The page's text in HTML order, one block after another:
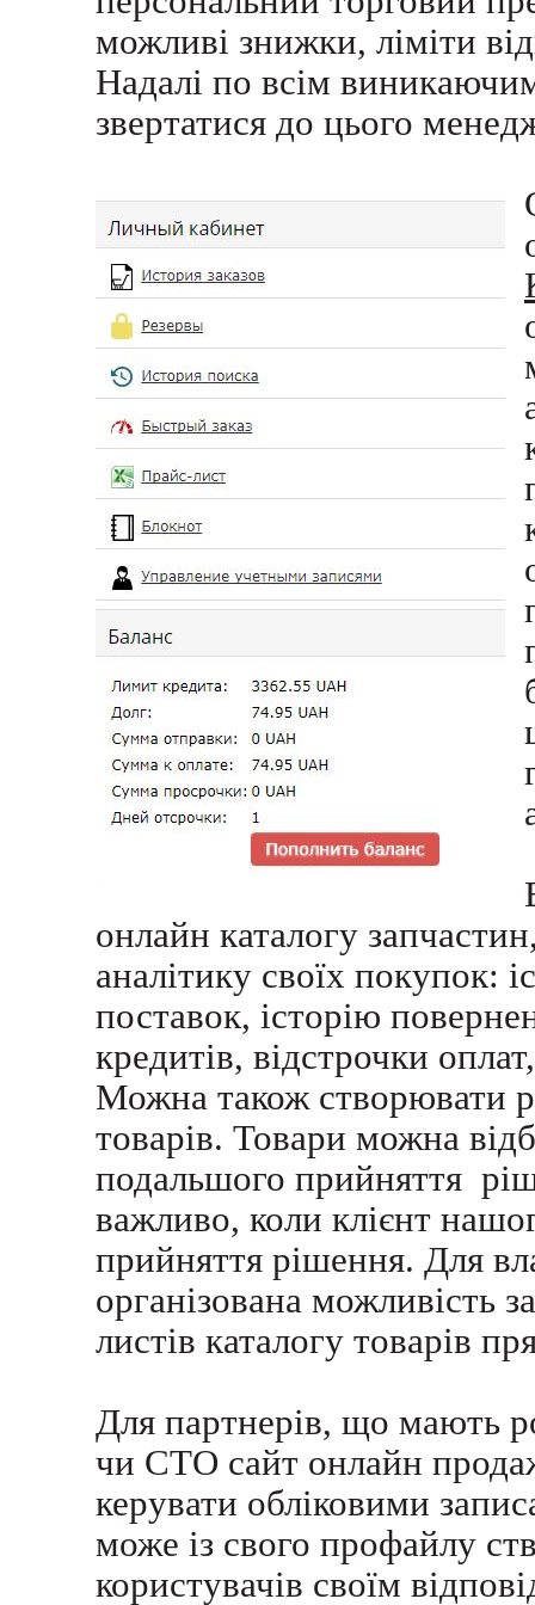
можливі знижки, ліміти
Надалі по всім
звертатися до цього
онлайн каталогу
аналітику своїх покупок:
поставок, історію
кредитів, відстрочки
Можна також створювати
товарів. Товари можна
подальшого прийняття
важливо, коли клієнт
прийняття рішення. Для
організована можливість
листів каталогу товарів
Для партнерів, що мають
чи СТО сайт онлайн
керувати обліковими
може із свого профайлу
користувачів своїм